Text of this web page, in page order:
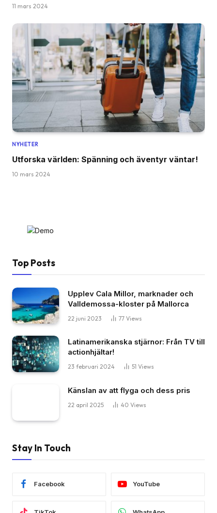
11 mars 2024
NYHETER
Utforska världen: Spänning och äventyr väntar!
10 mars 2024
Top Posts
Upplev Cala Millor, marknader och
Valldemossa-kloster på Mallorca
22 juni 2023 77 Views
Latinamerikanska stjärnor: Från TV till
actionhjältar!
23 februari 2024 51 Views
Känslan av att flyga och dess pris
22 april 2025 40 Views
Stay In Touch
Facebook YouTube